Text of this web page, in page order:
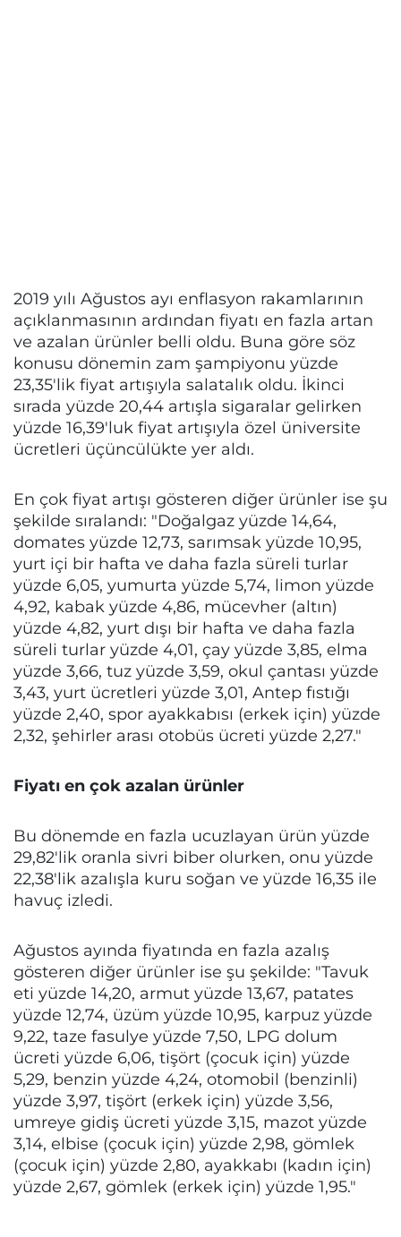
2019 yılı Ağustos ayı enflasyon rakamlarının
açıklanmasının ardından fiyatı en fazla artan
ve azalan ürünler belli oldu. Buna göre söz
konusu dönemin zam şampiyonu yüzde
23,35'lik fiyat artışıyla salatalık oldu. İkinci
sırada yüzde 20,44 artışla sigaralar gelirken
yüzde 16,39'luk fiyat artışıyla özel üniversite
ücretleri üçüncülükte yer aldı.
En çok fiyat artışı gösteren diğer ürünler ise şu
şekilde sıralandı: "Doğalgaz yüzde 14,64,
domates yüzde 12,73, sarımsak yüzde 10,95,
yurt içi bir hafta ve daha fazla süreli turlar
yüzde 6,05, yumurta yüzde 5,74, limon yüzde
4,92, kabak yüzde 4,86, mücevher (altın)
yüzde 4,82, yurt dışı bir hafta ve daha fazla
süreli turlar yüzde 4,01, çay yüzde 3,85, elma
yüzde 3,66, tuz yüzde 3,59, okul çantası yüzde
3,43, yurt ücretleri yüzde 3,01, Antep fıstığı
yüzde 2,40, spor ayakkabısı (erkek için) yüzde
2,32, şehirler arası otobüs ücreti yüzde 2,27."
Fiyatı en çok azalan ürünler
Bu dönemde en fazla ucuzlayan ürün yüzde
29,82'lik oranla sivri biber olurken, onu yüzde
22,38'lik azalışla kuru soğan ve yüzde 16,35 ile
havuç izledi.
Ağustos ayında fiyatında en fazla azalış
gösteren diğer ürünler ise şu şekilde: "Tavuk
eti yüzde 14,20, armut yüzde 13,67, patates
yüzde 12,74, üzüm yüzde 10,95, karpuz yüzde
9,22, taze fasulye yüzde 7,50, LPG dolum
ücreti yüzde 6,06, tişört (çocuk için) yüzde
5,29, benzin yüzde 4,24, otomobil (benzinli)
yüzde 3,97, tişört (erkek için) yüzde 3,56,
umreye gidiş ücreti yüzde 3,15, mazot yüzde
3,14, elbise (çocuk için) yüzde 2,98, gömlek
(çocuk için) yüzde 2,80, ayakkabı (kadın için)
yüzde 2,67, gömlek (erkek için) yüzde 1,95."